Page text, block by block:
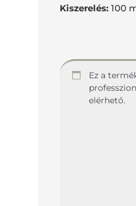
Kiszerelés: 100
Ez a
elérhető.